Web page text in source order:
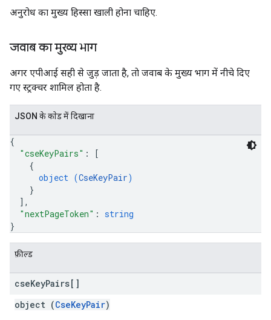
अनुरोध का मुख्य हिस्सा खाली होना चाहिए.
जवाब का मुख्य भाग
अगर एपीआई सही से जुड़ जाता है, ताे जवाब के मुख्य भाग में नीचे दिए
गए स्ट्रक्चर शामिल होता है.
JSON के काेड में दिखाना
{
"cseKeyPairs" :
[
{
object (CseKeyPair)
}
] ,
"nextPageToken" : string
}
फ़ील्ड
cseKeyPairs[]
object (CseKeyPair)